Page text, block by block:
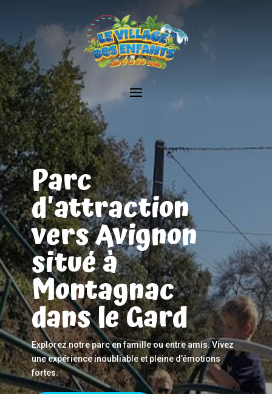
Parc
d'attraction
vers Avignon
situé à
Montagnac
dans le Gard
Explorez notre parc en famille ou entre amis. Vivez
une expérience inoubliable et pleine d’émotions
fortes.